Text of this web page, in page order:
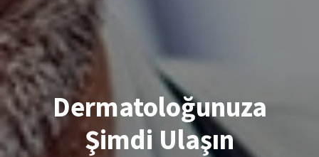
Dermatoloğunuza
Şimdi Ulaşın